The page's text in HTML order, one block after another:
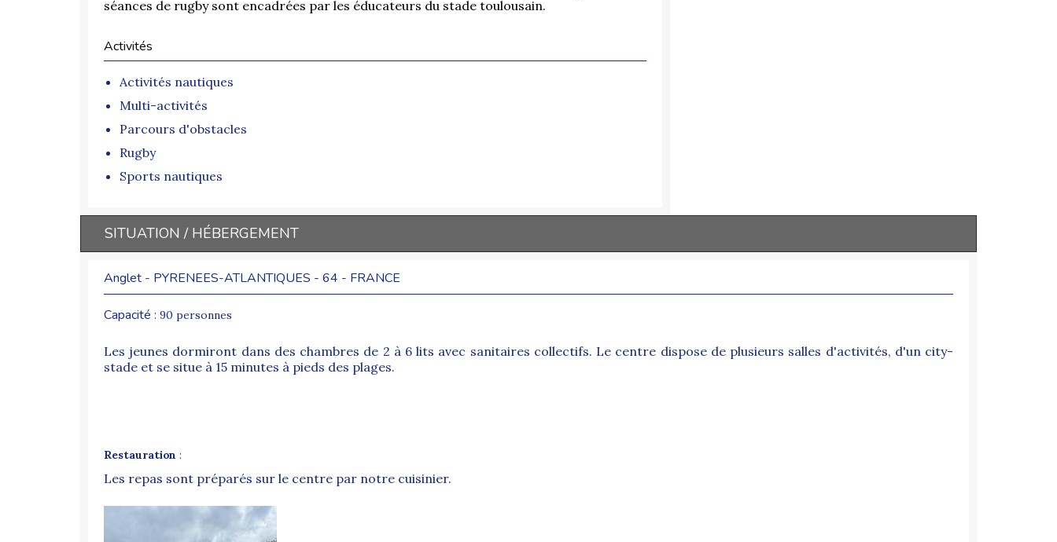
séances de rugby sont encadrées par les éducateurs du stade toulousain.
Activités
Activités nautiques
Multi-activités
Parcours d'obstacles
Rugby
Sports nautiques
SITUATION / HÉBERGEMENT
Anglet - PYRENEES-ATLANTIQUES - 64 - FRANCE
Capacité : 90 personnes
Les jeunes dormiront dans des chambres de 2 à 6 lits avec sanitaires collectifs. Le centre dispose de plusieurs salles d'activités, d'un city-
stade et se situe à 15 minutes à pieds des plages.
Restauration :
Les repas sont préparés sur le centre par notre cuisinier.